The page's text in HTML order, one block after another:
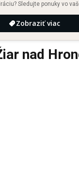
Sledujte ponuky vo
Zobraziť viac
nad